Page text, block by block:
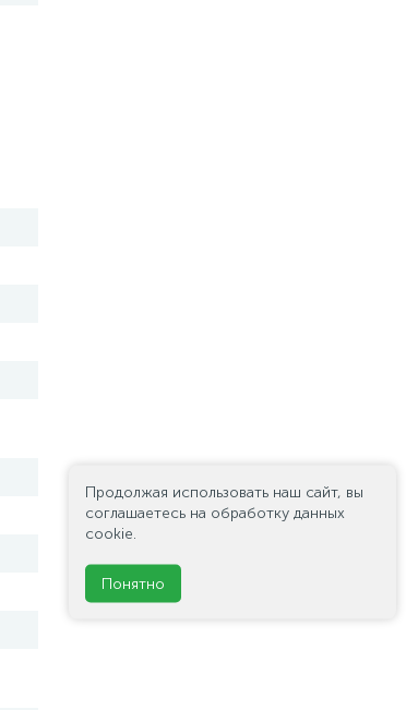
Продолжая использовать наш сайт, вы
соглашаетесь на обработку данных
cookie.
Понятно